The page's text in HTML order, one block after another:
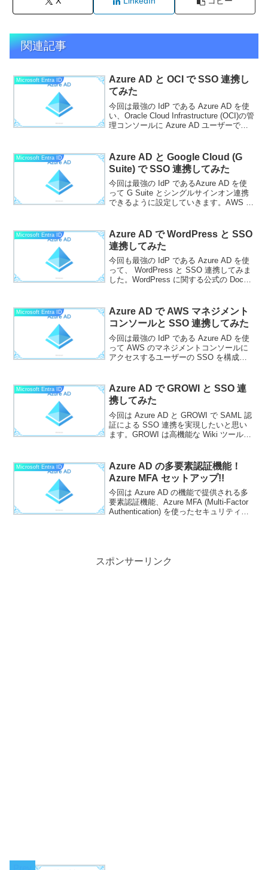
関連記事
Microsoft Entra ID
Azure AD と OCI で SSO 連携し
てみた
今回は最強の IdP である Azure AD を使
い、Oracle Cloud Infrastructure (OCI)の管
理コンソールに Azure AD ユーザーで
Microsoft Entra ID
Azure AD と Google Cloud (G
Suite) で SSO 連携してみた
今回は最強の IdP であるAzure AD を使
って G Suite とシングルサインオン連携
できるように設定していきます。AWS の
連携と合わせてユー...
Microsoft Entra ID
Azure AD で WordPress と SSO
連携してみた
今回も最強の IdP である Azure AD を使
って、 WordPress と SSO 連携してみま
した。WordPress に関する公式の Docs
しました。A...
Microsoft Entra ID
Azure AD で AWS マネジメント
コンソールと SSO 連携してみた
今回は最強の IdP である Azure AD を使
って AWS のマネジメントコンソールに
アクセスするユーザーの SSO を構成し
が、一部ハマった...
Microsoft Entra ID
Azure AD で GROWI と SSO 連
携してみた
今回は Azure AD と GROWI で SAML 認
証による SSO 連携を実現したいと思い
ます。GROWI は高機能な Wiki ツールで
Azure AD ...
Microsoft Entra ID
Azure AD の多要素認証機能！
Azure MFA セットアップ!!
今回は Azure AD の機能で提供される多
要素認証機能、Azure MFA (Multi-Factor
Authentication) を使ったセキュリティ向
スポンサーリンク